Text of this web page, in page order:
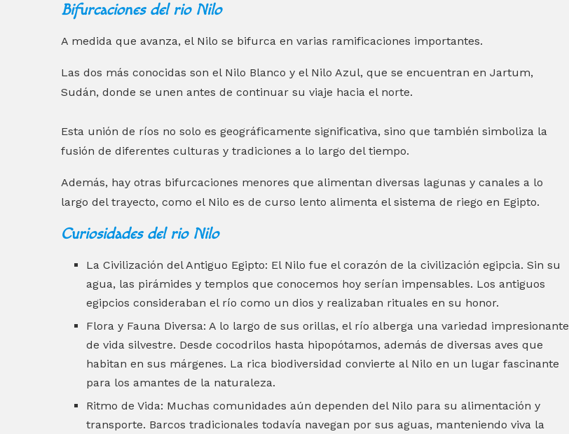
Bifurcaciones del rio Nilo
A medida que avanza, el Nilo se bifurca en varias ramificaciones importantes.
Las dos más conocidas son el Nilo Blanco y el Nilo Azul, que se encuentran en Jartum,
Sudán, donde se unen antes de continuar su viaje hacia el norte.
Esta unión de ríos no solo es geográficamente significativa, sino que también simboliza la
fusión de diferentes culturas y tradiciones a lo largo del tiempo.
Además, hay otras bifurcaciones menores que alimentan diversas lagunas y canales a lo
largo del trayecto, como el Nilo es de curso lento alimenta el sistema de riego en Egipto.
Curiosidades del rio Nilo
La Civilización del Antiguo Egipto: El Nilo fue el corazón de la civilización egipcia. Sin su
agua, las pirámides y templos que conocemos hoy serían impensables. Los antiguos
egipcios consideraban el río como un dios y realizaban rituales en su honor.
Flora y Fauna Diversa: A lo largo de sus orillas, el río alberga una variedad impresionante
de vida silvestre. Desde cocodrilos hasta hipopótamos, además de diversas aves que
habitan en sus márgenes. La rica biodiversidad convierte al Nilo en un lugar fascinante
para los amantes de la naturaleza.
Ritmo de Vida: Muchas comunidades aún dependen del Nilo para su alimentación y
transporte. Barcos tradicionales todavía navegan por sus aguas, manteniendo viva la